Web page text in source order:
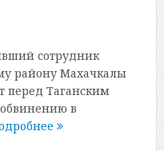
сотрудник
району Махачкалы
перед Таганским
в